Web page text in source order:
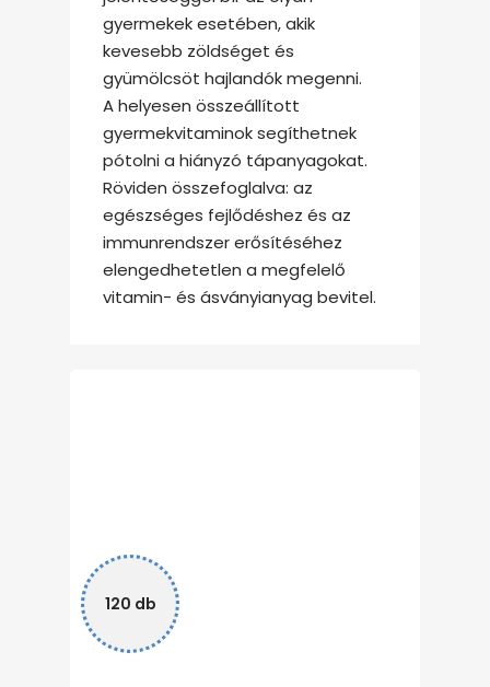
gyermekek esetében, akik
kevesebb zöldséget és
gyümölcsöt hajlandók megenni.
A helyesen összeállított
gyermekvitaminok segíthetnek
pótolni a hiányzó tápanyagokat.
Röviden összefoglalva: az
egészséges fejlődéshez és az
immunrendszer erősítéséhez
elengedhetetlen a megfelelő
vitamin- és ásványianyag bevitel.
120 db